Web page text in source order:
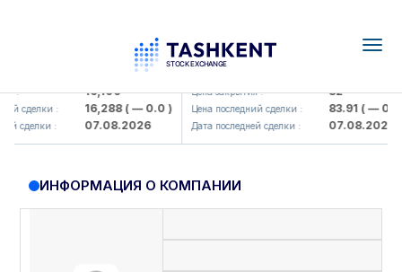
: 16,100
сделки : 16,288( — 0.0 )
сделки : 07.08.2026
KFSK (<Kafolat sug'urta
Цена закрытия : 82
Цена последний сделки : 83.91( — 0.0 )
Дата последней сделки : 07.08.2026
ИНФОРМАЦИЯ О КОМПАНИИ